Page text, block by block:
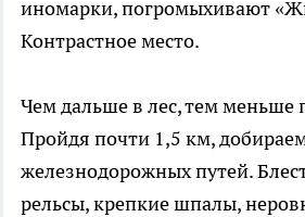
иномарки, погромыхивают
Контрастное место.
Чем дальше в лес, тем меньше
Пройдя почти 1,5 км,
железнодорожных путей.
рельсы, крепкие шпалы,